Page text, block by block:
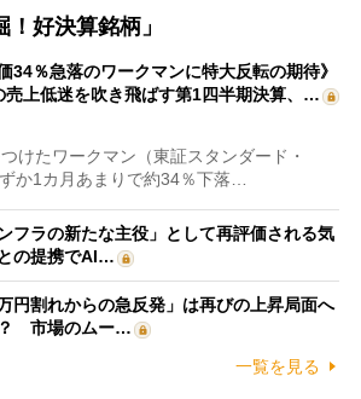
好決算銘柄」
価34％急落のワークマンに特大反転の期待》
売上低迷を吹き飛ばす第1四半期決算、…
けたワークマン（東証スタンダード・
か1カ月あまりで約34％下落…
フラの新たな主役」として再評価される気
の提携でAI…
円割れからの急反発」は再びの上昇局面へ
？ 市場のムー…
一覧を見る